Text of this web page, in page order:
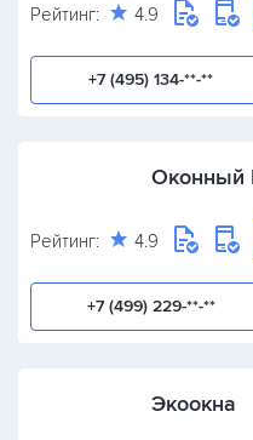
Рейтинг: 4.9
+7 (495) 134-**-**
Оконный
Рейтинг: 4.9
+7 (499) 229-**-**
Экоокна